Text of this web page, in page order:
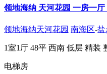
领地海纳 天河花园 一房一厅
领地海纳天河花园 南海区-盐
1室1厅 48平 西南 低层 精装
电梯房